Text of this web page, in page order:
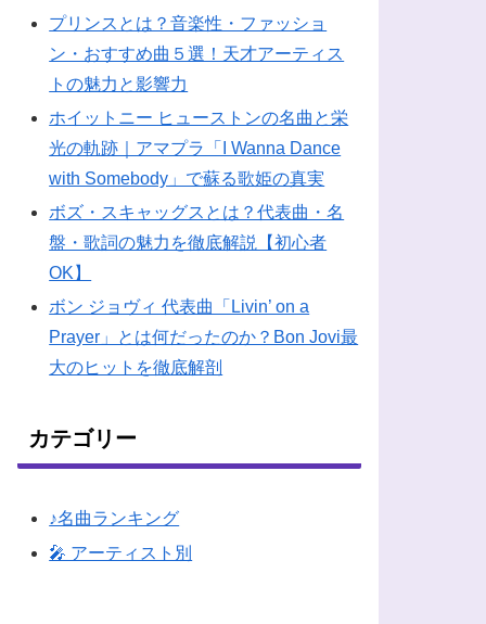
プリンスとは？音楽性・ファッショ
ン・おすすめ曲５選！天才アーティス
トの魅力と影響力
ホイットニー ヒューストンの名曲と栄
光の軌跡｜アマプラ「I Wanna Dance
with Somebody」で蘇る歌姫の真実
ボズ・スキャッグスとは？代表曲・名
盤・歌詞の魅力を徹底解説【初心者
OK】
ボン ジョヴィ 代表曲「Livin’ on a
Prayer」とは何だったのか？Bon Jovi最
大のヒットを徹底解剖
カテゴリー
♪名曲ランキング
🎤 アーティスト別